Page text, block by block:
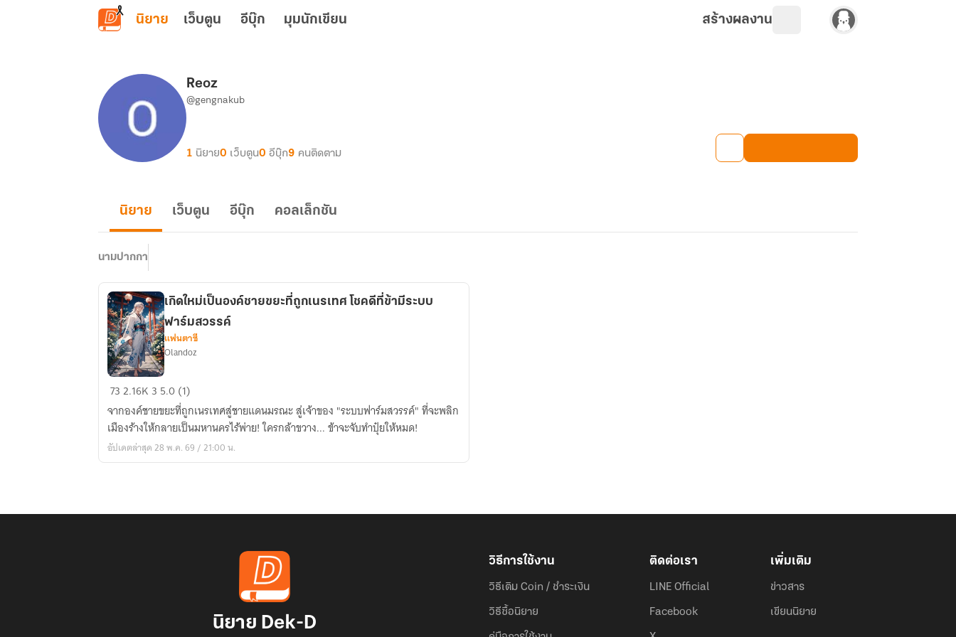
ข้ามไปยังเนื้อหาหลัก
นิยาย เว็บตูน อีบุ๊ก มุมนักเขียน สร้างผลงาน
Reoz
@gengnakub
1 นิยาย0 เว็บตูน0 อีบุ๊ก9 คนติดตาม
นิยาย เว็บตูน อีบุ๊ก คอลเล็กชัน
นามปากกา
เกิด
เป็น
องค์
ชาย
เกิดใหม่เป็นองค์ชายขยะที่ถูกเนรเทศ โชคดีที่ข้ามีระบบ
ฟาร์มสวรรค์
แฟนตาซี
Olandoz
732.16K 3 5.0 (1)
จากองค์ชายขยะที่ถูกเนรเทศสู่ชายแดนมรณะ สู่เจ้าของ "ระบบฟาร์มสวรรค์" ที่จะพลิก
เมืองร้างให้กลายเป็นมหานครไร้พ่าย! ใครกล้าขวาง... ข้าจะจับทำปุ๋ยให้หมด!
อัปเดตล่าสุด 28 พ.ค. 69 / 21:00 น.
นิยาย Dek-D
วิธีการใช้งาน
วิธีเติม Coin / ชำระเงิน
วิธีซื้อนิยาย
ติดต่อเรา
LINE Official
Facebook
เพิ่มเติม
ข่าวสาร
เขียนนิยาย